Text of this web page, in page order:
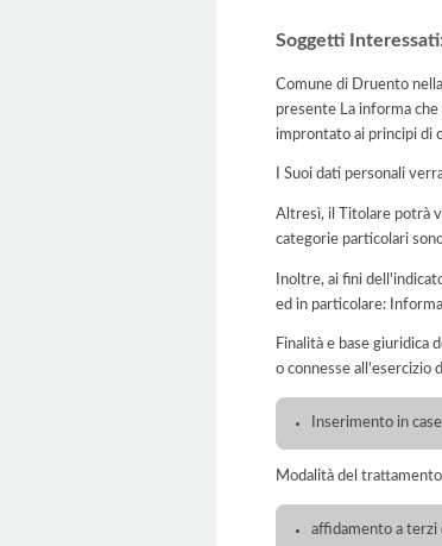
Soggetti
Comune di Druento
presente La informa
improntato ai principi di
I Suoi dati personali
Altresì, il Titolare potrà
categorie particolari
Inoltre, ai fini
ed in particolare:
Finalità e base giuridica
o connesse all'esercizio
Inserimento in
Modalità del
affidamento a terzi